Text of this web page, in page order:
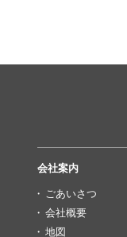
会社案内
ごあいさつ
会社概要
地図